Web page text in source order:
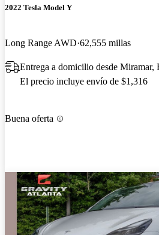
2022 Tesla Model Y
Long Range AWD 62,555 millas
Entrega a domicilio desde Miramar,
El precio incluye envío de $1,316
Buena oferta